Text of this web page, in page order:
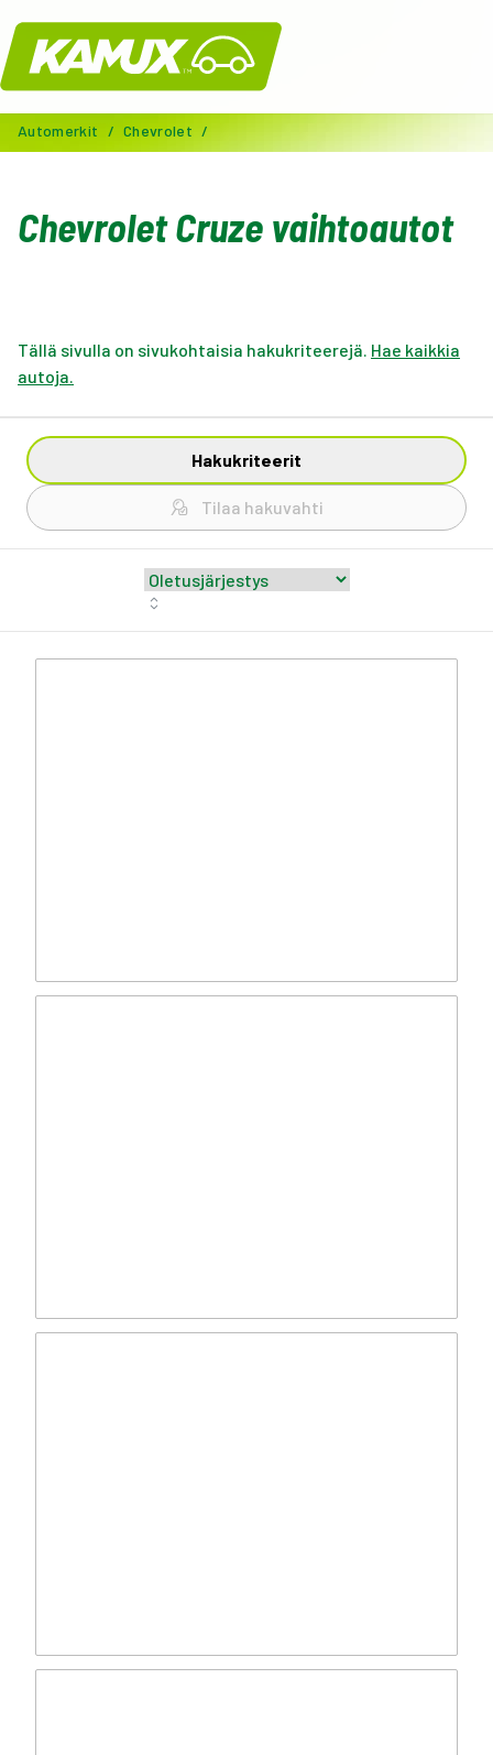
Kamux
Automerkit / Chevrolet /
Chevrolet Cruze vaihtoautot
Tällä sivulla on sivukohtaisia hakukriteerejä. Hae kaikkia
autoja.
Hakukriteerit
Tilaa hakuvahti